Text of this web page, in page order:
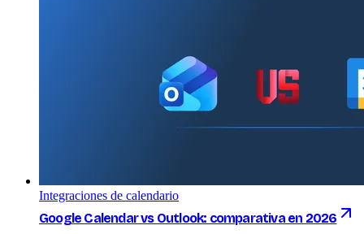
Integraciones de calendario
Google Calendar vs Outlook: comparativa en 2026